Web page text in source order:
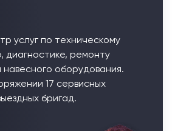
услуг по техническому
диагностике, ремонту
навесного оборудования.
17 сервисных
бригад.